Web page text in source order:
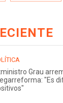
Grau
"Es